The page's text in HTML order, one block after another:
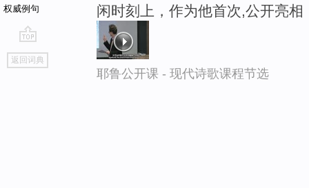
权威例句
go
top
返回词典
闲时刻上，作为他首次,公开亮相
耶鲁公开课 - 现代诗歌课程节选